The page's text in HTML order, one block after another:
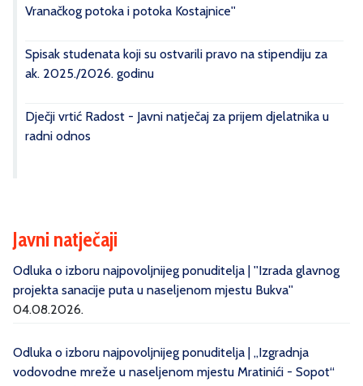
Vranačkog potoka i potoka Kostajnice''
Spisak studenata koji su ostvarili pravo na stipendiju za
ak. 2025./2026. godinu
Dječji vrtić Radost - Javni natječaj za prijem djelatnika u
radni odnos
Javni natječaji
Odluka o izboru najpovoljnijeg ponuditelja | ''Izrada glavnog
projekta sanacije puta u naseljenom mjestu Bukva''
04.08.2026.
Odluka o izboru najpovoljnijeg ponuditelja | „Izgradnja
vodovodne mreže u naseljenom mjestu Mratinići - Sopot“